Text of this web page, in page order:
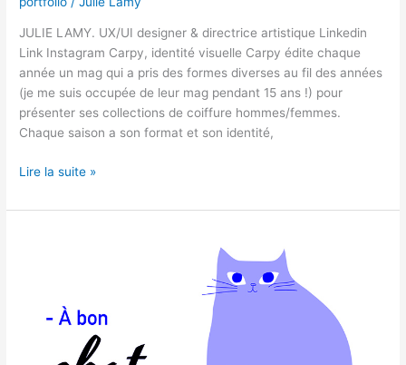
JULIE LAMY. UX/UI designer & directrice artistique Linkedin
Link Instagram Carpy, identité visuelle​ Carpy édite chaque
année un mag qui a pris des formes diverses au fil des années
(je me suis occupée de leur mag pendant 15 ans !) pour
présenter ses collections de coiffure hommes/femmes.
Chaque saison a son format et son identité,
Lire la suite »